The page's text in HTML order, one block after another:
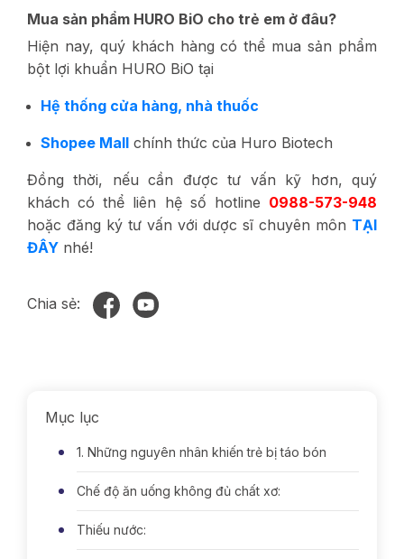
Mua sản phẩm HURO BiO cho trẻ em ở đâu?
Hiện nay, quý khách hàng có thể mua sản phẩm
bột lợi khuẩn HURO BiO tại
Hệ thống cửa hàng, nhà thuốc
Shopee Mall chính thức của Huro Biotech
Đồng thời, nếu cần được tư vấn kỹ hơn, quý
khách có thể liên hệ số hotline 0988-573-948
hoặc đăng ký tư vấn với dược sĩ chuyên môn TẠI
ĐÂY nhé!
Chia sẻ:
Mục lục
1. Những nguyên nhân khiến trẻ bị táo bón
Chế độ ăn uống không đủ chất xơ:
Thiếu nước: